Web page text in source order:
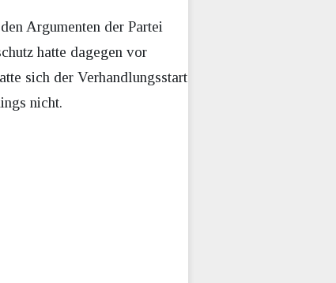
Argumenten der Partei
hatte dagegen vor
sich der Verhandlungsstart
nicht.